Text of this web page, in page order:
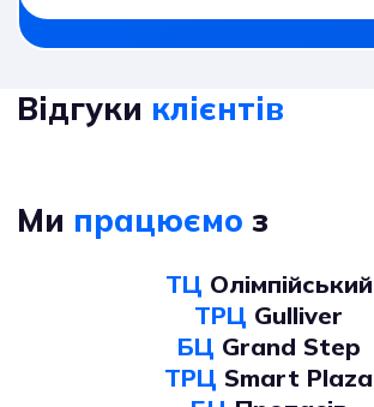
Відгуки клієнтів
Ми працюємо з
ТЦ Олімпійський
ТРЦ Gulliver
БЦ Grand Step
ТРЦ Smart Plaza